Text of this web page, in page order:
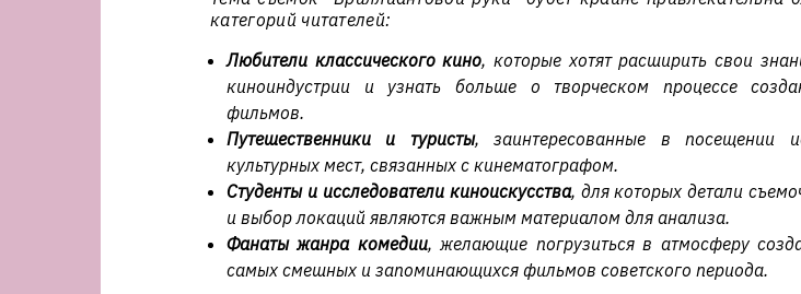
категорий читателей:
Любители классического кино, которые хотят расширить свои
киноиндустрии и узнать больше о творческом процессе
фильмов.
Путешественники и туристы, заинтересованные в посещении
культурных мест, связанных с кинематографом.
Студенты и исследователи киноискусства, для которых детали
и выбор локаций являются важным материалом для анализа.
Фанаты жанра комедии, желающие погрузиться в атмосферу
самых смешных и запоминающихся фильмов советского периода.